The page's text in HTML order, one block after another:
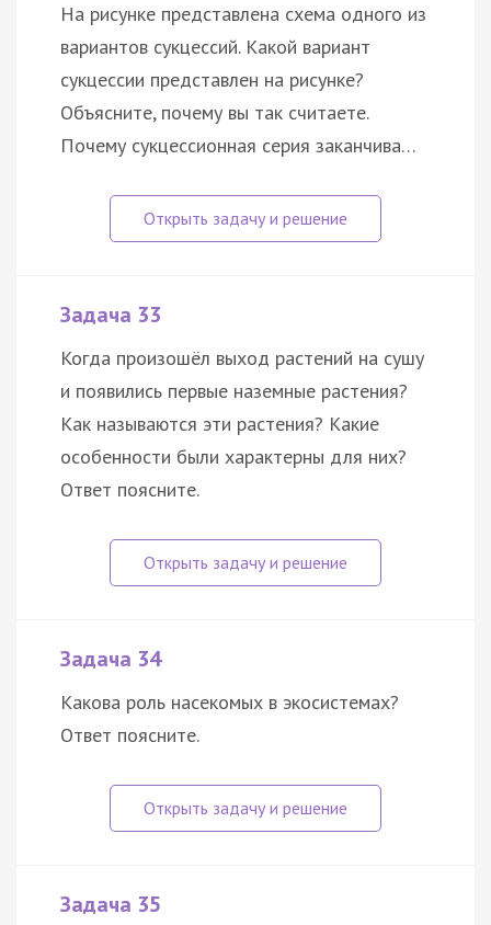
На рисунке представлена схема одного из
вариантов сукцессий. Какой вариант
сукцессии представлен на рисунке?
Объясните, почему вы так считаете.
Почему сукцессионная серия заканчива…
Задача 33
Когда произошёл выход растений на сушу
и появились первые наземные растения?
Как называются эти растения? Какие
особенности были характерны для них?
Ответ поясните.
Задача 34
Какова роль насекомых в экосистемах?
Ответ поясните.
Задача 35